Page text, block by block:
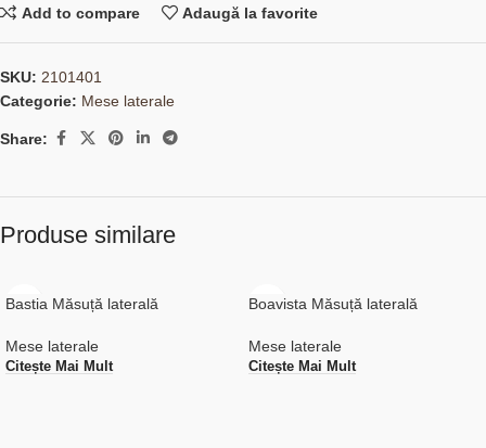
Add to compare Adaugă la favorite
SKU: 2101401
Categorie: Mese laterale
Share:
Produse similare
Bastia Măsuță laterală
Mese laterale
Citește Mai Mult
Boavista Măsuță laterală
Mese laterale
Citește Mai Mult